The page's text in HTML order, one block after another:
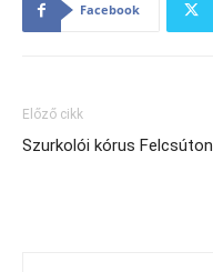
Facebook
Előző cikk
Szurkolói kórus Felcsúton